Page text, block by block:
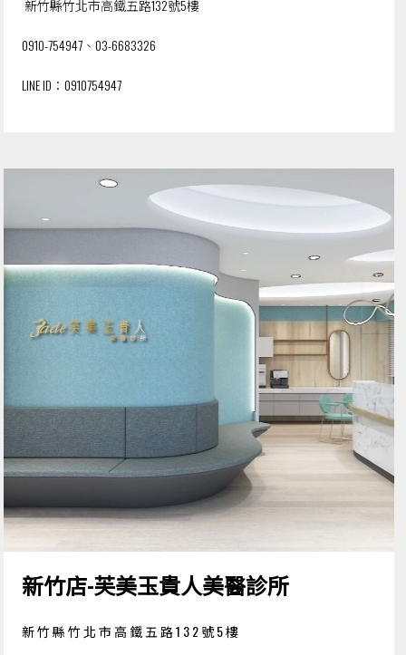
新竹縣竹北市高鐵五路132號5樓
0910-754947 、 03-6683326
LINE ID： 0910754947
新竹店-芙美玉貴人美醫診所
新竹縣竹北市高鐵五路132號5樓